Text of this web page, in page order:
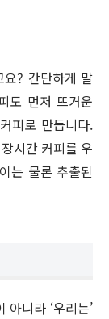
? 간단하게 말
도 먼저 뜨거운
피로 만듭니다.
시간 커피를 우
는 물론 추출된
아니라 ‘우리는’